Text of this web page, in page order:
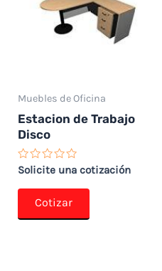
Muebles de Oficina
Estacion de Trabajo
Disco
Valorado
0
Solicite una cotización
Cotizar